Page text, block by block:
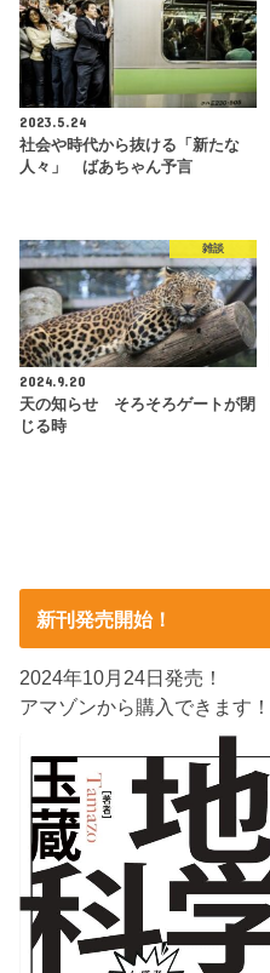
2023.5.24
社会や時代から抜ける「新たな
人々」 ばあちゃん予言
雑談
2024.9.20
天の知らせ そろそろゲートが閉
じる時
新刊発売開始！
2024年10月24日発売！
アマゾンから購入できます！